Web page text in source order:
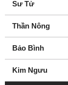
Chuyên
điểm
Nghệ sĩ
Sư Tử
Thần Nông
Bảo Bình
Kim Ngưu